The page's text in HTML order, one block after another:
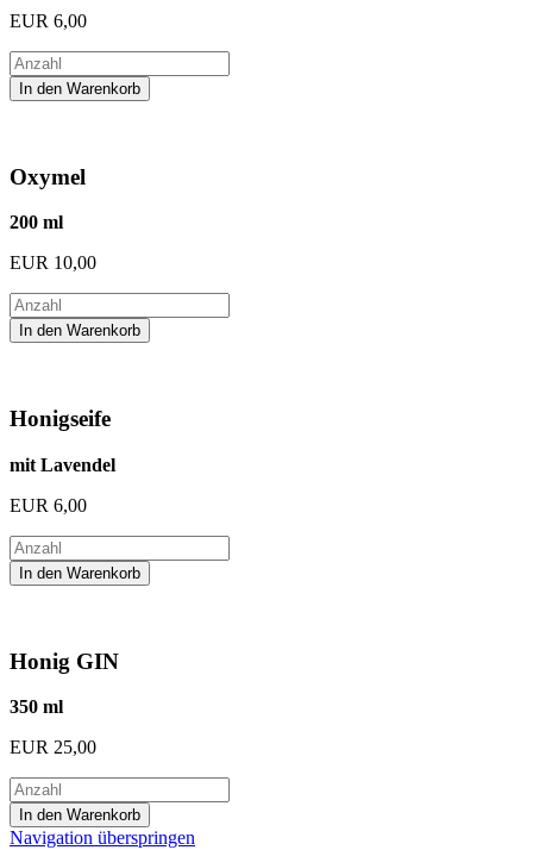
EUR 6,00
Oxymel
200 ml
EUR 10,00
Honigseife
mit Lavendel
EUR 6,00
Honig GIN
350 ml
EUR 25,00
Navigation überspringen